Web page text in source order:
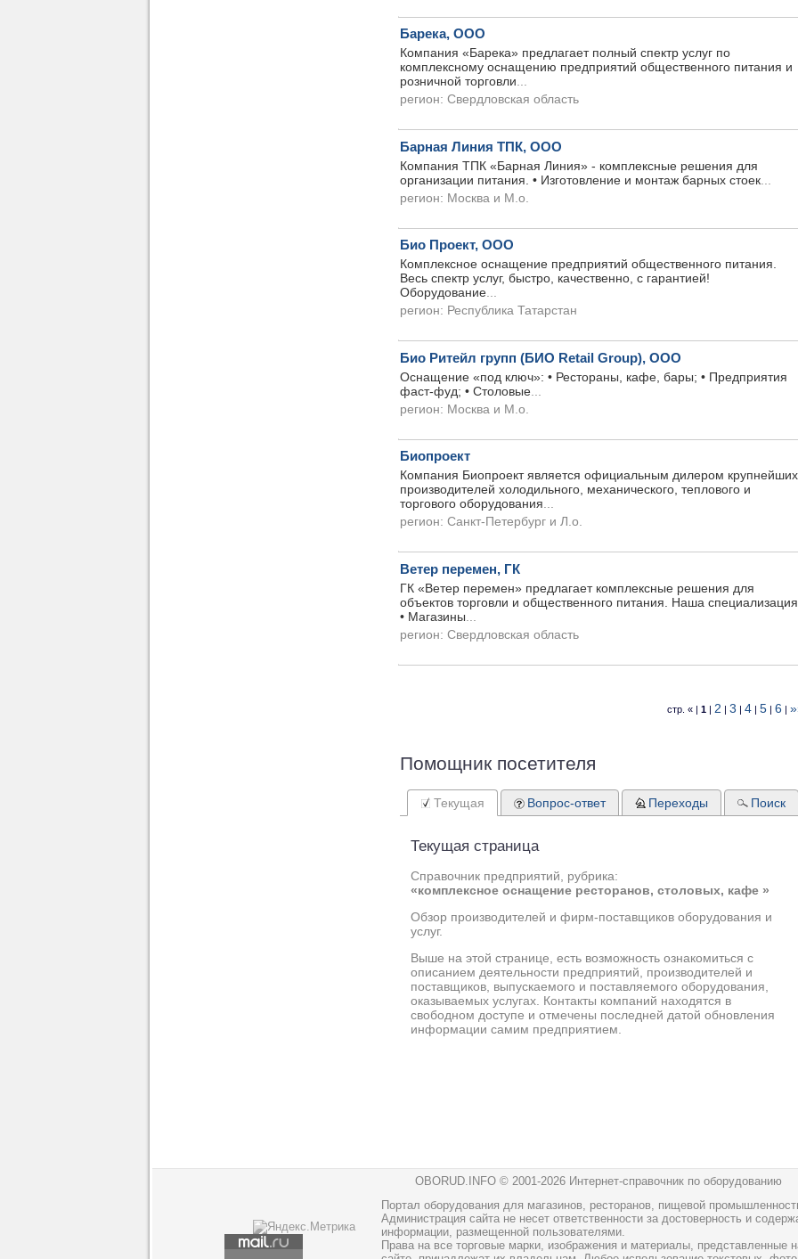
Барека, ООО
Компания «Барека» предлагает полный спектр услуг по
комплексному оснащению предприятий общественного питания и
розничной торговли
регион: Свердловская область
Барная Линия ТПК, ООО
Компания ТПК «Барная Линия» - комплексные решения для
организации питания. • Изготовление и монтаж барных стоек
регион: Москва и М.о.
Био Проект, ООО
Комплексное оснащение предприятий общественного питания.
Весь спектр услуг, быстро, качественно, с гарантией!
Оборудование
регион: Республика Татарстан
Био Ритейл групп (БИО Retail Group), ООО
Оснащение «под ключ»: • Рестораны, кафе, бары; • Предприятия
фаст-фуд; • Столовые
регион: Москва и М.о.
Биопроект
Компания Биопроект является официальным дилером крупнейших
производителей холодильного, механического, теплового и
торгового оборудования
регион: Санкт-Петербург и Л.о.
Ветер перемен, ГК
ГК «Ветер перемен» предлагает комплексные решения для
объектов торговли и общественного питания. Наша
• Магазины
регион: Свердловская область
стр. « | 1 | 2 | 3 | 4 | 5 | 6 |
Помощник посетителя
Текущая
Текущая страница
Справочник предприятий, рубрика:
«комплексное оснащение ресторанов, столовых, кафе »
Обзор производителей и фирм-поставщиков оборудования и
услуг.
Выше на этой странице, есть возможность ознакомиться с
описанием деятельности предприятий, производителей и
поставщиков, выпускаемого и поставляемого оборудования,
оказываемых услугах. Контакты компаний находятся в
свободном доступе и отмечены последней датой обновления
информации самим предприятием.
Вопрос-ответ Переходы Поиск
OBORUD.INFO © 2001-2026 Интернет-справочник по оборудованию
Портал оборудования для магазинов, ресторанов, пищевой
Администрация сайта не несет ответственности за достоверность и
информации, размещенной пользователями.
Права на все торговые марки, изображения и материалы, представленные